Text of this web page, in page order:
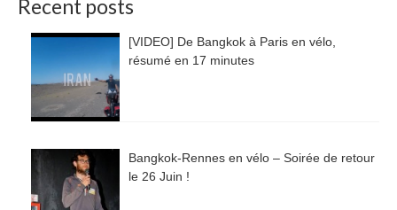
Recent posts
[VIDEO] De Bangkok à Paris en vélo,
résumé en 17 minutes
Bangkok-Rennes en vélo – Soirée de retour
le 26 Juin !